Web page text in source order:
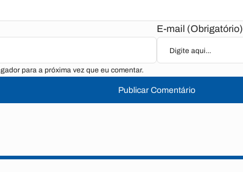
E-mail (Obrigatório)
para a próxima vez que eu comentar.
Publicar Comentário